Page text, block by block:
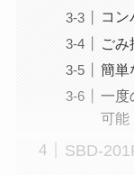
コン
ご
簡単
一度
可能
SBD-